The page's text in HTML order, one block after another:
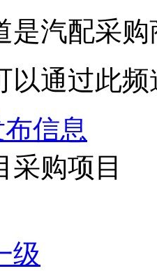
是汽配采
以通过此
信息
采购项目
级